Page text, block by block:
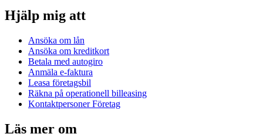
Hjälp mig att
Ansöka om lån
Ansöka om kreditkort
Betala med autogiro
Anmäla e-faktura
Leasa företagsbil
Räkna på operationell billeasing
Kontaktpersoner Företag
Läs mer om